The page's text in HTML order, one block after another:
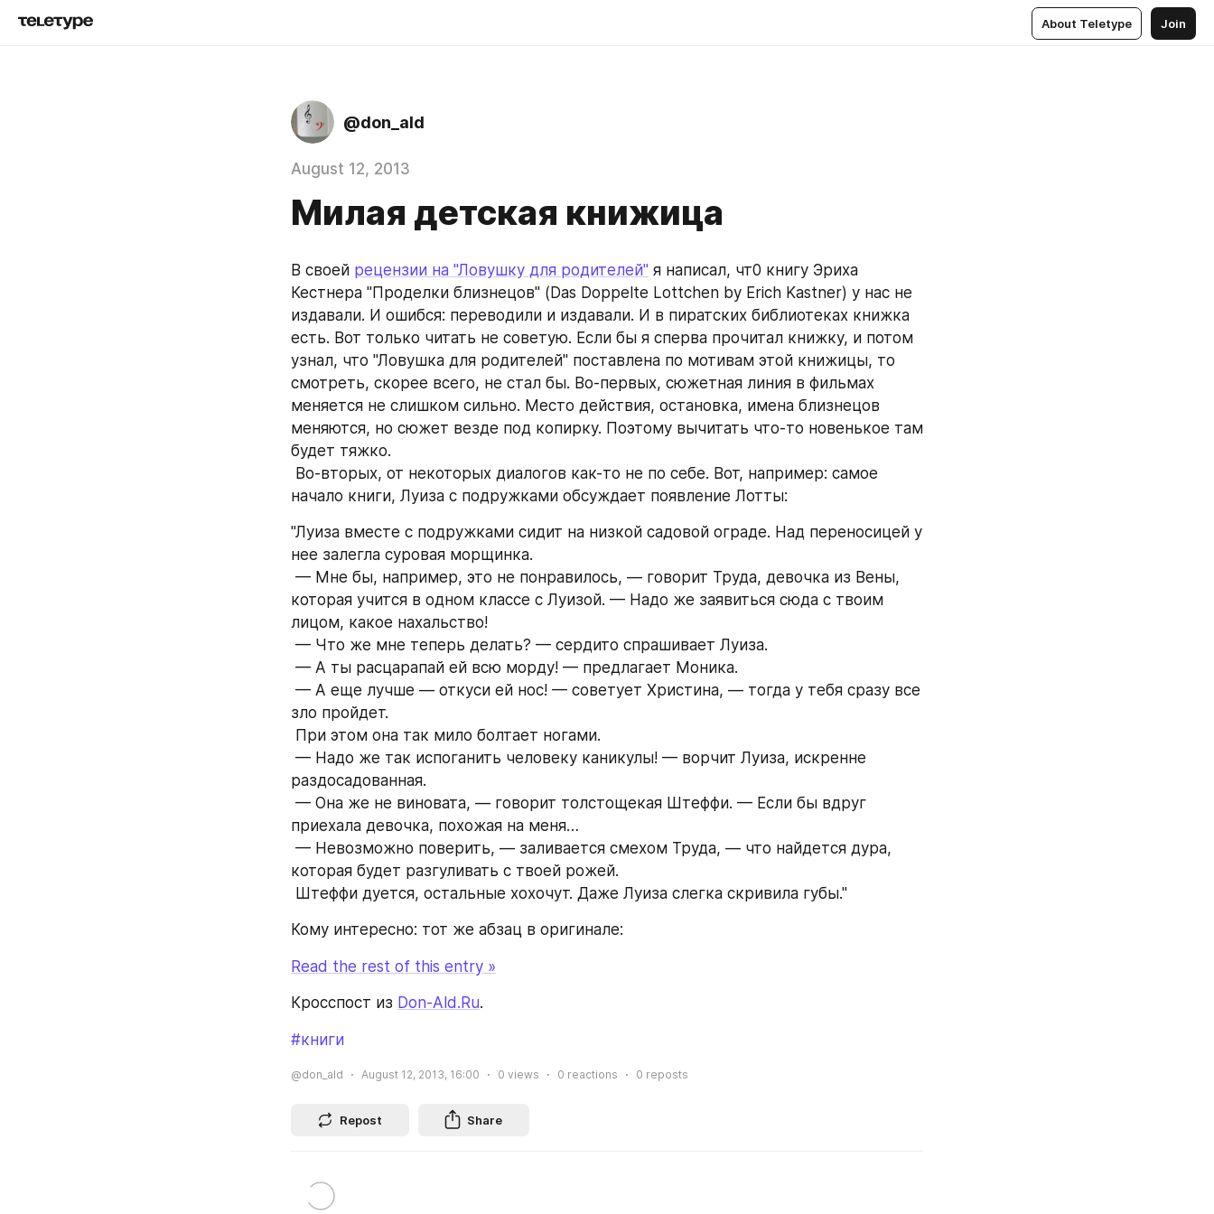
About Teletype Join
@don_ald
August 12, 2013
Милая детская книжица
В своей рецензии на "Ловушку для родителей" я написал, чт0 книгу Эриха
Кестнера "Проделки близнецов" (Das Doppelte Lottchen by Erich Kastner) у нас не
издавали. И ошибся: переводили и издавали. И в пиратских библиотеках книжка
есть. Вот только читать не советую. Если бы я сперва прочитал книжку, и потом
узнал, что "Ловушка для родителей" поставлена по мотивам этой книжицы, то
смотреть, скорее всего, не стал бы. Во-первых, сюжетная линия в фильмах
меняется не слишком сильно. Место действия, остановка, имена близнецов
меняются, но сюжет везде под копирку. Поэтому вычитать что-то новенькое там
будет тяжко.
начало книги, Луиза с подружками обсуждает появление Лотты:
"Луиза вместе с подружками сидит на низкой садовой ограде. Над переносицей у
нее залегла суровая морщинка.
которая учится в одном классе с Луизой. — Надо же заявиться сюда с твоим
лицом, какое нахальство!
— Что же мне теперь делать? — сердито спрашивает Луиза.
— А ты расцарапай ей всю морду! — предлагает Моника.
зло пройдет.
При этом она так мило болтает ногами.
раздосадованная.
приехала девочка, похожая на меня…
которая будет разгуливать с твоей рожей.
Штеффи дуется, остальные хохочут. Даже Луиза слегка скривила губы."
Кому интересно: тот же абзац в оригинале:
Read the rest of this entry »
Кросспост из Don-Ald.Ru.
#книги
@don_ald August 12, 2013, 16:00 0 views 0 reactions 0 reposts
Repost Share